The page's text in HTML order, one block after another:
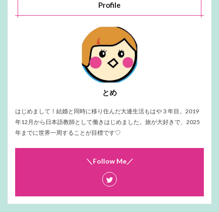
Profile
とめ
はじめまして！結婚と同時に移り住んだ大連生活もはや３年目。2019
年12月から日本語教師として働きはじめました。旅が大好きで、2025
年までに世界一周することが目標です♡
＼Follow Me／